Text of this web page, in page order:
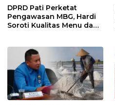
DPRD Pati Perketat
Pengawasan MBG, Hardi
Soroti Kualitas Menu dan